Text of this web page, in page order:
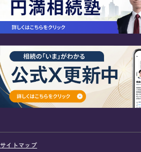
サイトマップ